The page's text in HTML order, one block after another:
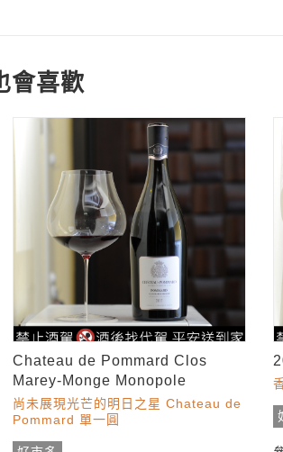
會喜歡
Chateau de Pommard Clos
Marey-Monge Monopole
尚未展現光芒的明日之星 Chateau de
Pommard 單一圓